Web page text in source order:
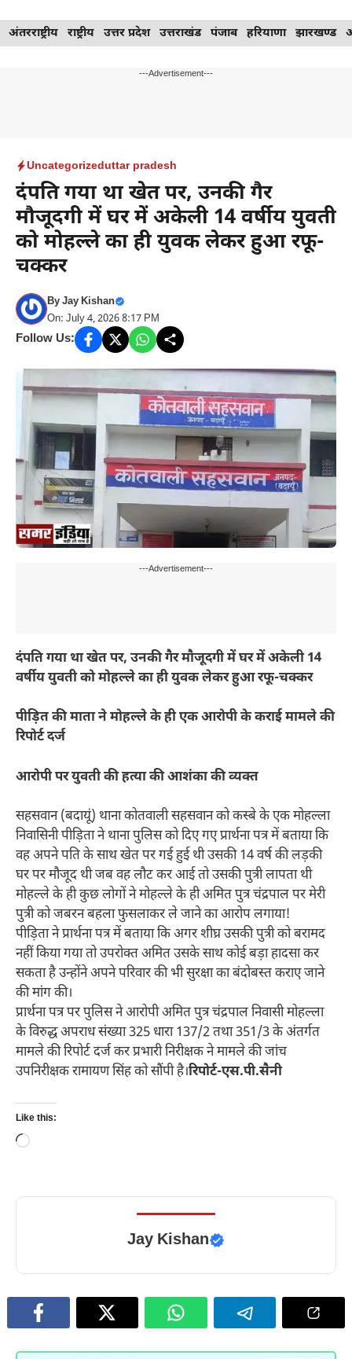
Skip
to
अंतरराष्ट्रीय राष्ट्रीय उत्तर प्रदेश उत्तराखंड पंजाब हरियाणा झारखण्ड
---Advertisement---
Uncategorizeduttar pradesh
दंपति गया था खेत पर, उनकी गैर
मौजूदगी में घर में अकेली 14 वर्षीय युवती
को मोहल्ले का ही युवक लेकर हुआ रफू-
चक्कर
ByJay Kishan
On: July 4, 2026 8:17 PM
Follow Us:
---Advertisement---
दंपति गया था खेत पर, उनकी गैर मौजूदगी में घर में अकेली 14
वर्षीय युवती को मोहल्ले का ही युवक लेकर हुआ रफू-चक्कर
पीड़ित की माता ने मोहल्ले के ही एक आरोपी के कराई मामले की
रिपोर्ट दर्ज
आरोपी पर युवती की हत्या की आशंका की व्यक्त
सहसवान (बदायूं) थाना कोतवाली सहसवान को कस्बे के एक मोहल्ला
निवासिनी पीड़िता ने थाना पुलिस को दिए गए प्रार्थना पत्र में बताया कि
वह अपने पति के साथ खेत पर गई हुई थी उसकी 14 वर्ष की लड़की
घर पर मौजूद थी जब वह लौट कर आई तो उसकी पुत्री लापता थी
मोहल्ले के ही कुछ लोगों ने मोहल्ले के ही अमित पुत्र चंद्रपाल पर मेरी
पुत्री को जबरन बहला फुसलाकर ले जाने का आरोप लगाया!
पीड़िता ने प्रार्थना पत्र में बताया कि अगर शीघ्र उसकी पुत्री को बरामद
नहीं किया गया तो उपरोक्त अमित उसके साथ कोई बड़ा हादसा कर
सकता है उन्होंने अपने परिवार की भी सुरक्षा का बंदोबस्त कराए जाने
की मांग की।
प्रार्थना पत्र पर पुलिस ने आरोपी अमित पुत्र चंद्रपाल निवासी मोहल्ला
के विरुद्ध अपराध संख्या 325 धारा 137/2 तथा 351/3 के अंतर्गत
मामले की रिपोर्ट दर्ज कर प्रभारी निरीक्षक ने मामले की जांच
उपनिरीक्षक रामायण सिंह को सौंपी है।रिपोर्ट-एस.पी.सैनी
Like this:
Loading…
Jay Kishan